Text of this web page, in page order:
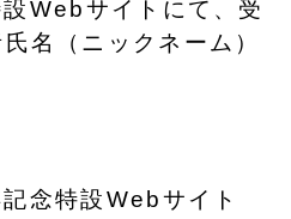
Webサイトにて、受
名（ニックネーム）
念特設Webサイト